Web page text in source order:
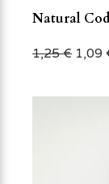
Natural
1,25€ 1,09